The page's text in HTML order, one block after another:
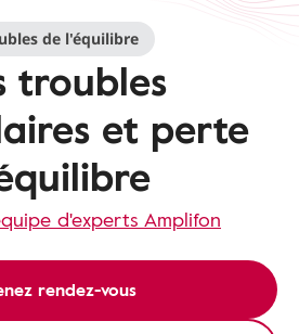
de l'équilibre
troubles
et perte
d'experts Amplifon
rendez-vous